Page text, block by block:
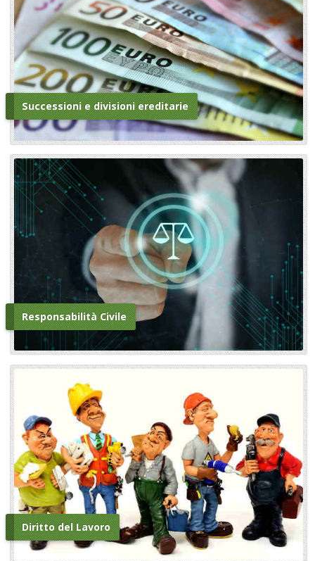
Successioni e divisioni ereditarie
Responsabilità Civile
Diritto del Lavoro